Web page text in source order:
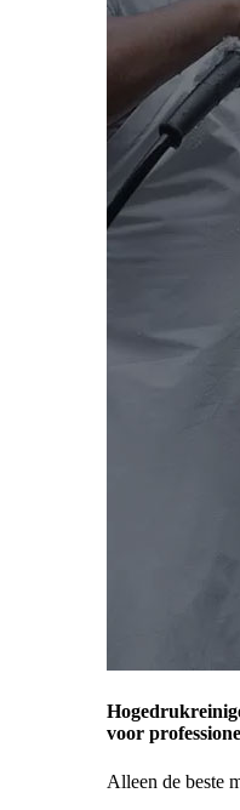
voor
Alleen de beste